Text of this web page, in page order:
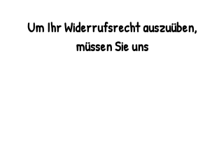
Um Ihr Widerrufsrecht auszuüben,
müssen Sie uns